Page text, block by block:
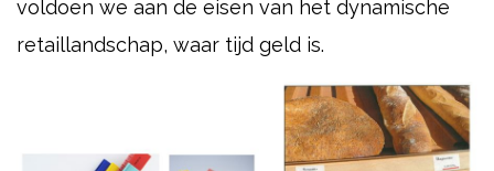
voldoen we aan de eisen van het dynamische
retaillandschap, waar tijd geld is.